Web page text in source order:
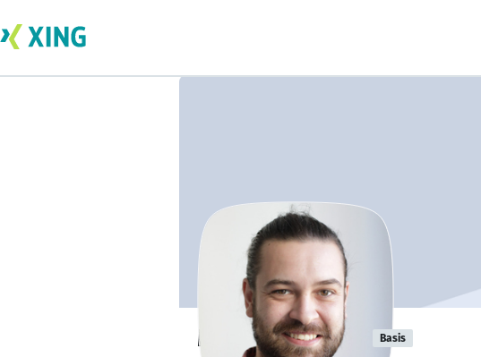
Mario Klement Basis